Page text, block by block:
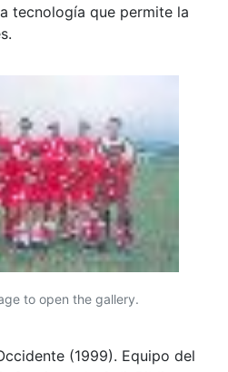
tecnología que permite la
to open the gallery.
(1999). Equipo del